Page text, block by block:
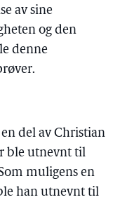
av sine
og den
denne
del av Christian
ble utnevnt til
muligens en
han utnevnt til